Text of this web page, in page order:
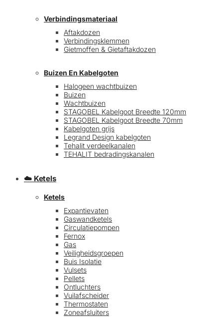
Verbindingsmateriaal
Aftakdozen
Verbindingsklemmen
Gietmoffen & Gietaftakdozen
Buizen En Kabelgoten
Halogeen wachtbuizen
Buizen
Wachtbuizen
STAGOBEL Kabelgoot Breedte 120mm
STAGOBEL Kabelgoot Breedte 70mm
Kabelgoten grijs
Legrand Design kabelgoten
Tehalit verdeelkanalen
TEHALIT bedradingskanalen
☁️ Ketels
Ketels
Expantievaten
Gaswandketels
Circulatiepompen
Fernox
Gas
Veiligheidsgroepen
Buis Isolatie
Vulsets
Pellets
Ontluchters
Vuilafscheider
Thermostaten
Zoneafsluiters